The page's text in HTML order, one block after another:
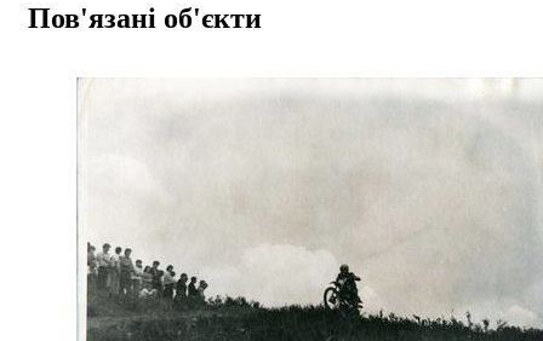
Пов'язані об'єкти